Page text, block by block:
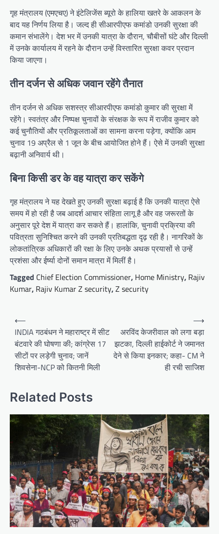
गृह मंत्रालय (एमएचए) ने इंटेलिजेंस ब्यूरो के हालिया खतरे के आकलन के
बाद यह निर्णय लिया है। जल्द ही सीआरपीएफ कमांडो उनकी सुरक्षा की
कमान संभालेंगे। देश भर में उनकी यात्रा के दौरान, चौबीसों घंटे और दिल्ली
में उनके कार्यालय में रहने के दौरान उन्हें विस्तारित सुरक्षा कवर प्रदान
किया जाएगा।
तीन दर्जन से अधिक जवान रहेंगे तैनात
तीन दर्जन से अधिक सशस्त्र सीआरपीएफ कमांडो कुमार की सुरक्षा में
रहेंगे। स्वतंत्र और निष्पक्ष चुनावों के संरक्षक के रूप में राजीव कुमार को
कई चुनौतियों और प्रतिकूलताओं का सामना करना पड़ेगा, क्योंकि आम
चुनाव 19 अप्रैल से 1 जून के बीच आयोजित होने हैं। ऐसे में उनकी सुरक्षा
बढ़ानी अनिवार्य थी।
बिना किसी डर के वह यात्रा कर सकेंगे
गृह मंत्रालय ने यह देखते हुए उनकी सुरक्षा बढ़ाई है कि उनकी यात्रा ऐसे
समय में हो रही है जब आदर्श आचार संहिता लागू है और वह जरूरतों के
अनुसार पूरे देश में यात्रा कर सकते हैं। हालांकि, चुनावी प्रक्रिया की
पवित्रता सुनिश्चित करने की उनकी प्रतिबद्धता दृढ़ रही है। नागरिकों के
लोकतांत्रिक अधिकारों की रक्षा के लिए उनके अथक प्रयासों से उन्हें
प्रशंसा और ईर्ष्या दोनों समान मात्रा में मिलीं है।
Tagged Chief Election Commissioner, Home Ministry, Rajiv
Kumar, Rajiv Kumar Z security,Z security
Post
navigation
⟵
INDIA गठबंधन ने महाराष्ट्र में सीट
बंटवारे की घोषणा की; कांग्रेस 17
सीटों पर लड़ेगी चुनाव; जानें
शिवसेना-NCP को कितनी मिली
अरविंद केजरीवाल को लगा बड़ा
झटका, दिल्ली हाईकोर्ट ने जमानत
देने से किया इनकार; कहा- CM ने
ही रची साजिश
⟶
Related Posts